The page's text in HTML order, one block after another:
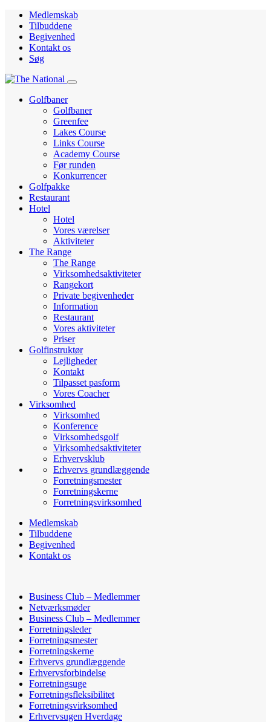
Medlemskab
Tilbuddene
Begivenhed
Kontakt os
Søg
Golfbaner
Golfbaner
Greenfee
Lakes Course
Links Course
Academy Course
Før runden
Konkurrencer
Golfpakke
Restaurant
Hotel
Hotel
Vores værelser
Aktiviteter
The Range
The Range
Virksomhedsaktiviteter
Rangekort
Private begivenheder
Information
Restaurant
Vores aktiviteter
Priser
Golfinstruktør
Lejligheder
Kontakt
Tilpasset pasform
Vores Coacher
Virksomhed
Virksomhed
Konference
Virksomhedsgolf
Virksomhedsaktiviteter
Erhvervsklub
Erhvervs grundlæggende
Forretningsmester
Forretningskerne
Forretningsvirksomhed
Medlemskab
Tilbuddene
Begivenhed
Kontakt os
Business Club – Medlemmer
Netværksmøder
Business Club – Medlemmer
Forretningsleder
Forretningsmester
Forretningskerne
Erhvervs grundlæggende
Erhvervsforbindelse
Forretningsuge
Forretningsfleksibilitet
Forretningsvirksomhed
Erhvervsugen Hverdage